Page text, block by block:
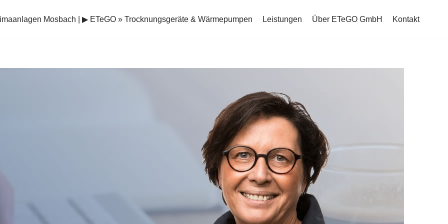
Mosbach | ▶︎ ETeGO » Trocknungsgeräte & Wärmepumpen Leistungen Über ETeGO GmbH Kontakt